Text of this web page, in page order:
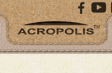
Перейти
к
основному
содержанию